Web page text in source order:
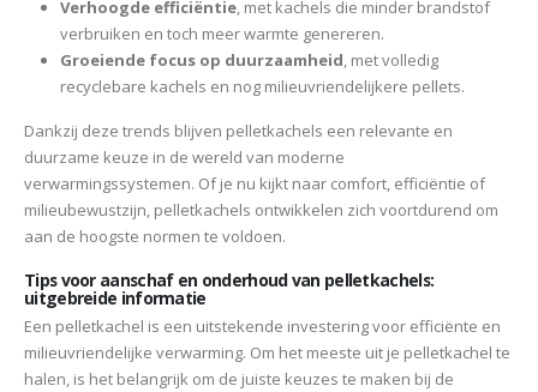
Verhoogde efficiëntie, met kachels die minder brandstof
verbruiken en toch meer warmte genereren.
Groeiende focus op duurzaamheid, met volledig
recyclebare kachels en nog milieuvriendelijkere pellets.
Dankzij deze trends blijven pelletkachels een relevante en
duurzame keuze in de wereld van moderne
verwarmingssystemen. Of je nu kijkt naar comfort, efficiëntie of
milieubewustzijn, pelletkachels ontwikkelen zich voortdurend om
aan de hoogste normen te voldoen.
Tips voor aanschaf en onderhoud van pelletkachels:
uitgebreide informatie
Een pelletkachel is een uitstekende investering voor efficiënte en
milieuvriendelijke verwarming. Om het meeste uit je pelletkachel te
halen, is het belangrijk om de juiste keuzes te maken bij de